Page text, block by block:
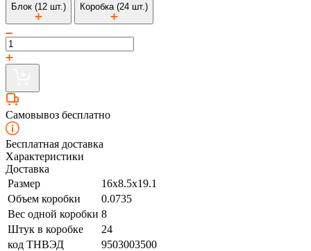
Блок (12 шт.) Коробка (24 шт.)
Самовывоз бесплатно
Бесплатная доставка
Характеристики
Доставка
Размер
16x8.5x19.1
Объем коробки
0.0735
Вес одной коробки 8
Штук в коробке
24
код ТНВЭД
9503003500